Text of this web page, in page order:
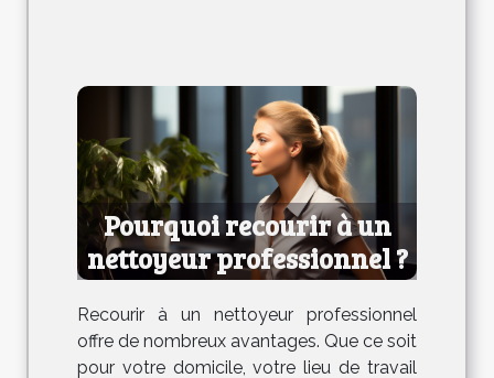
Pourquoi recourir à un
nettoyeur professionnel ?
Recourir à un nettoyeur professionnel
offre de nombreux avantages. Que ce soit
pour votre domicile, votre lieu de travail